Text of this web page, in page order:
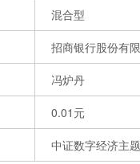
混合型
招商银行股份有
冯炉丹
0.01元
中证数字经济主